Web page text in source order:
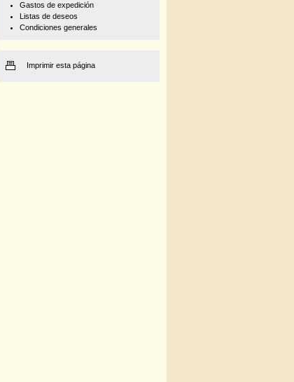
Gastos de expedición
Listas de deseos
Condiciones generales
Imprimir esta página